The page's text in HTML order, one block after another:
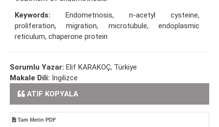
Keywords: Endometriosis, n-acetyl cysteine,
proliferation, migration, microtubule, endoplasmic
reticulum, chaperone protein
Sorumlu Yazar: Elif KARAKOÇ, Türkiye
Makale Dili: İngilizce
ATIF KOPYALA
Tam Metin PDF